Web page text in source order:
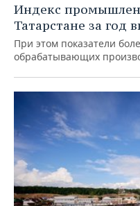
Индекс
Татарстане за год
При этом показатели
обрабатывающих